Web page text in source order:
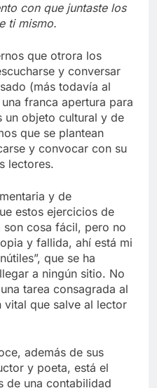
con que juntaste los
ti mismo.
que otrora los
y conversar
(más todavía al
franca apertura para
un objeto cultural y de
que se plantean
y convocar con su
lectores.
y de
estos ejercicios de
cosa fácil, pero no
y fallida, ahí está mi
que se ha
a ningún sitio. No
tarea consagrada al
que salve al lector
además de sus
y poeta, está el
de una contabilidad